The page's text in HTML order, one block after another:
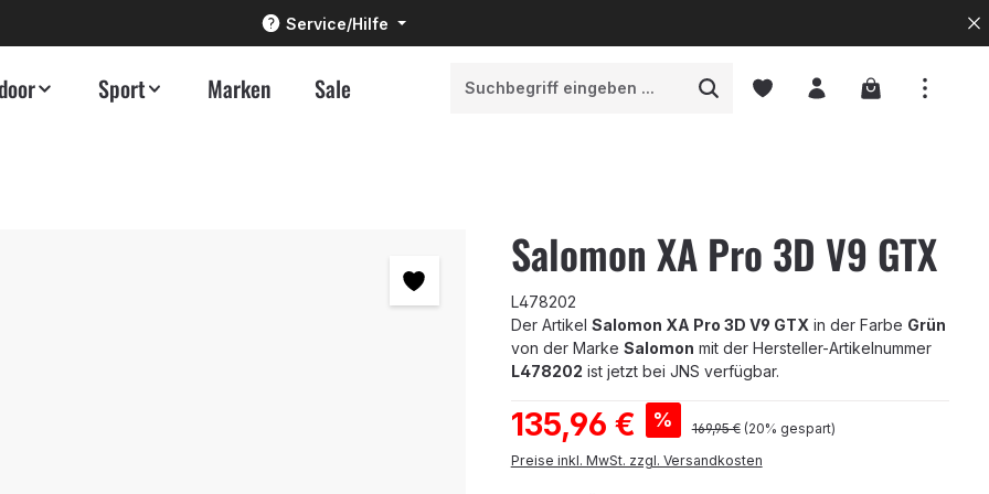
Service/Hilfe
Sport Marken Sale Warenkorb
Salomon XA Pro 3D V9 GTX
L478202
Der Artikel Salomon XA Pro 3D V9 GTX in der Farbe Grün
von der Marke Salomon mit der Hersteller-Artikelnummer
L478202 ist jetzt bei JNS verfügbar.
Verkaufspreis:
135,96 € % Regulärer Preis:
169,95 € (20% gespart)
Preise inkl. MwSt. zzgl. Versandkosten